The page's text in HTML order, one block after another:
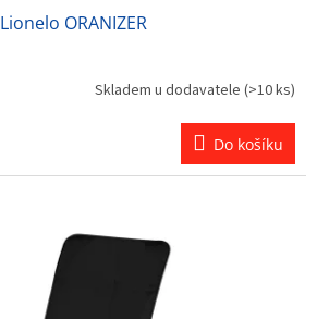
Lionelo ORANIZER
Skladem u dodavatele (>10 ks)
Do košíku